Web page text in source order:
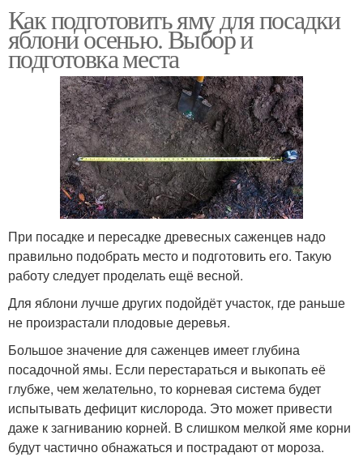
Как подготовить яму для посадки
яблони осенью. Выбор и
подготовка места
При посадке и пересадке древесных саженцев надо
правильно подобрать место и подготовить его. Такую
работу следует проделать ещё весной.
Для яблони лучше других подойдёт участок, где раньше
не произрастали плодовые деревья.
Большое значение для саженцев имеет глубина
посадочной ямы. Если перестараться и выкопать её
глубже, чем желательно, то корневая система будет
испытывать дефицит кислорода. Это может привести
даже к загниванию корней. В слишком мелкой яме корни
будут частично обнажаться и пострадают от мороза.